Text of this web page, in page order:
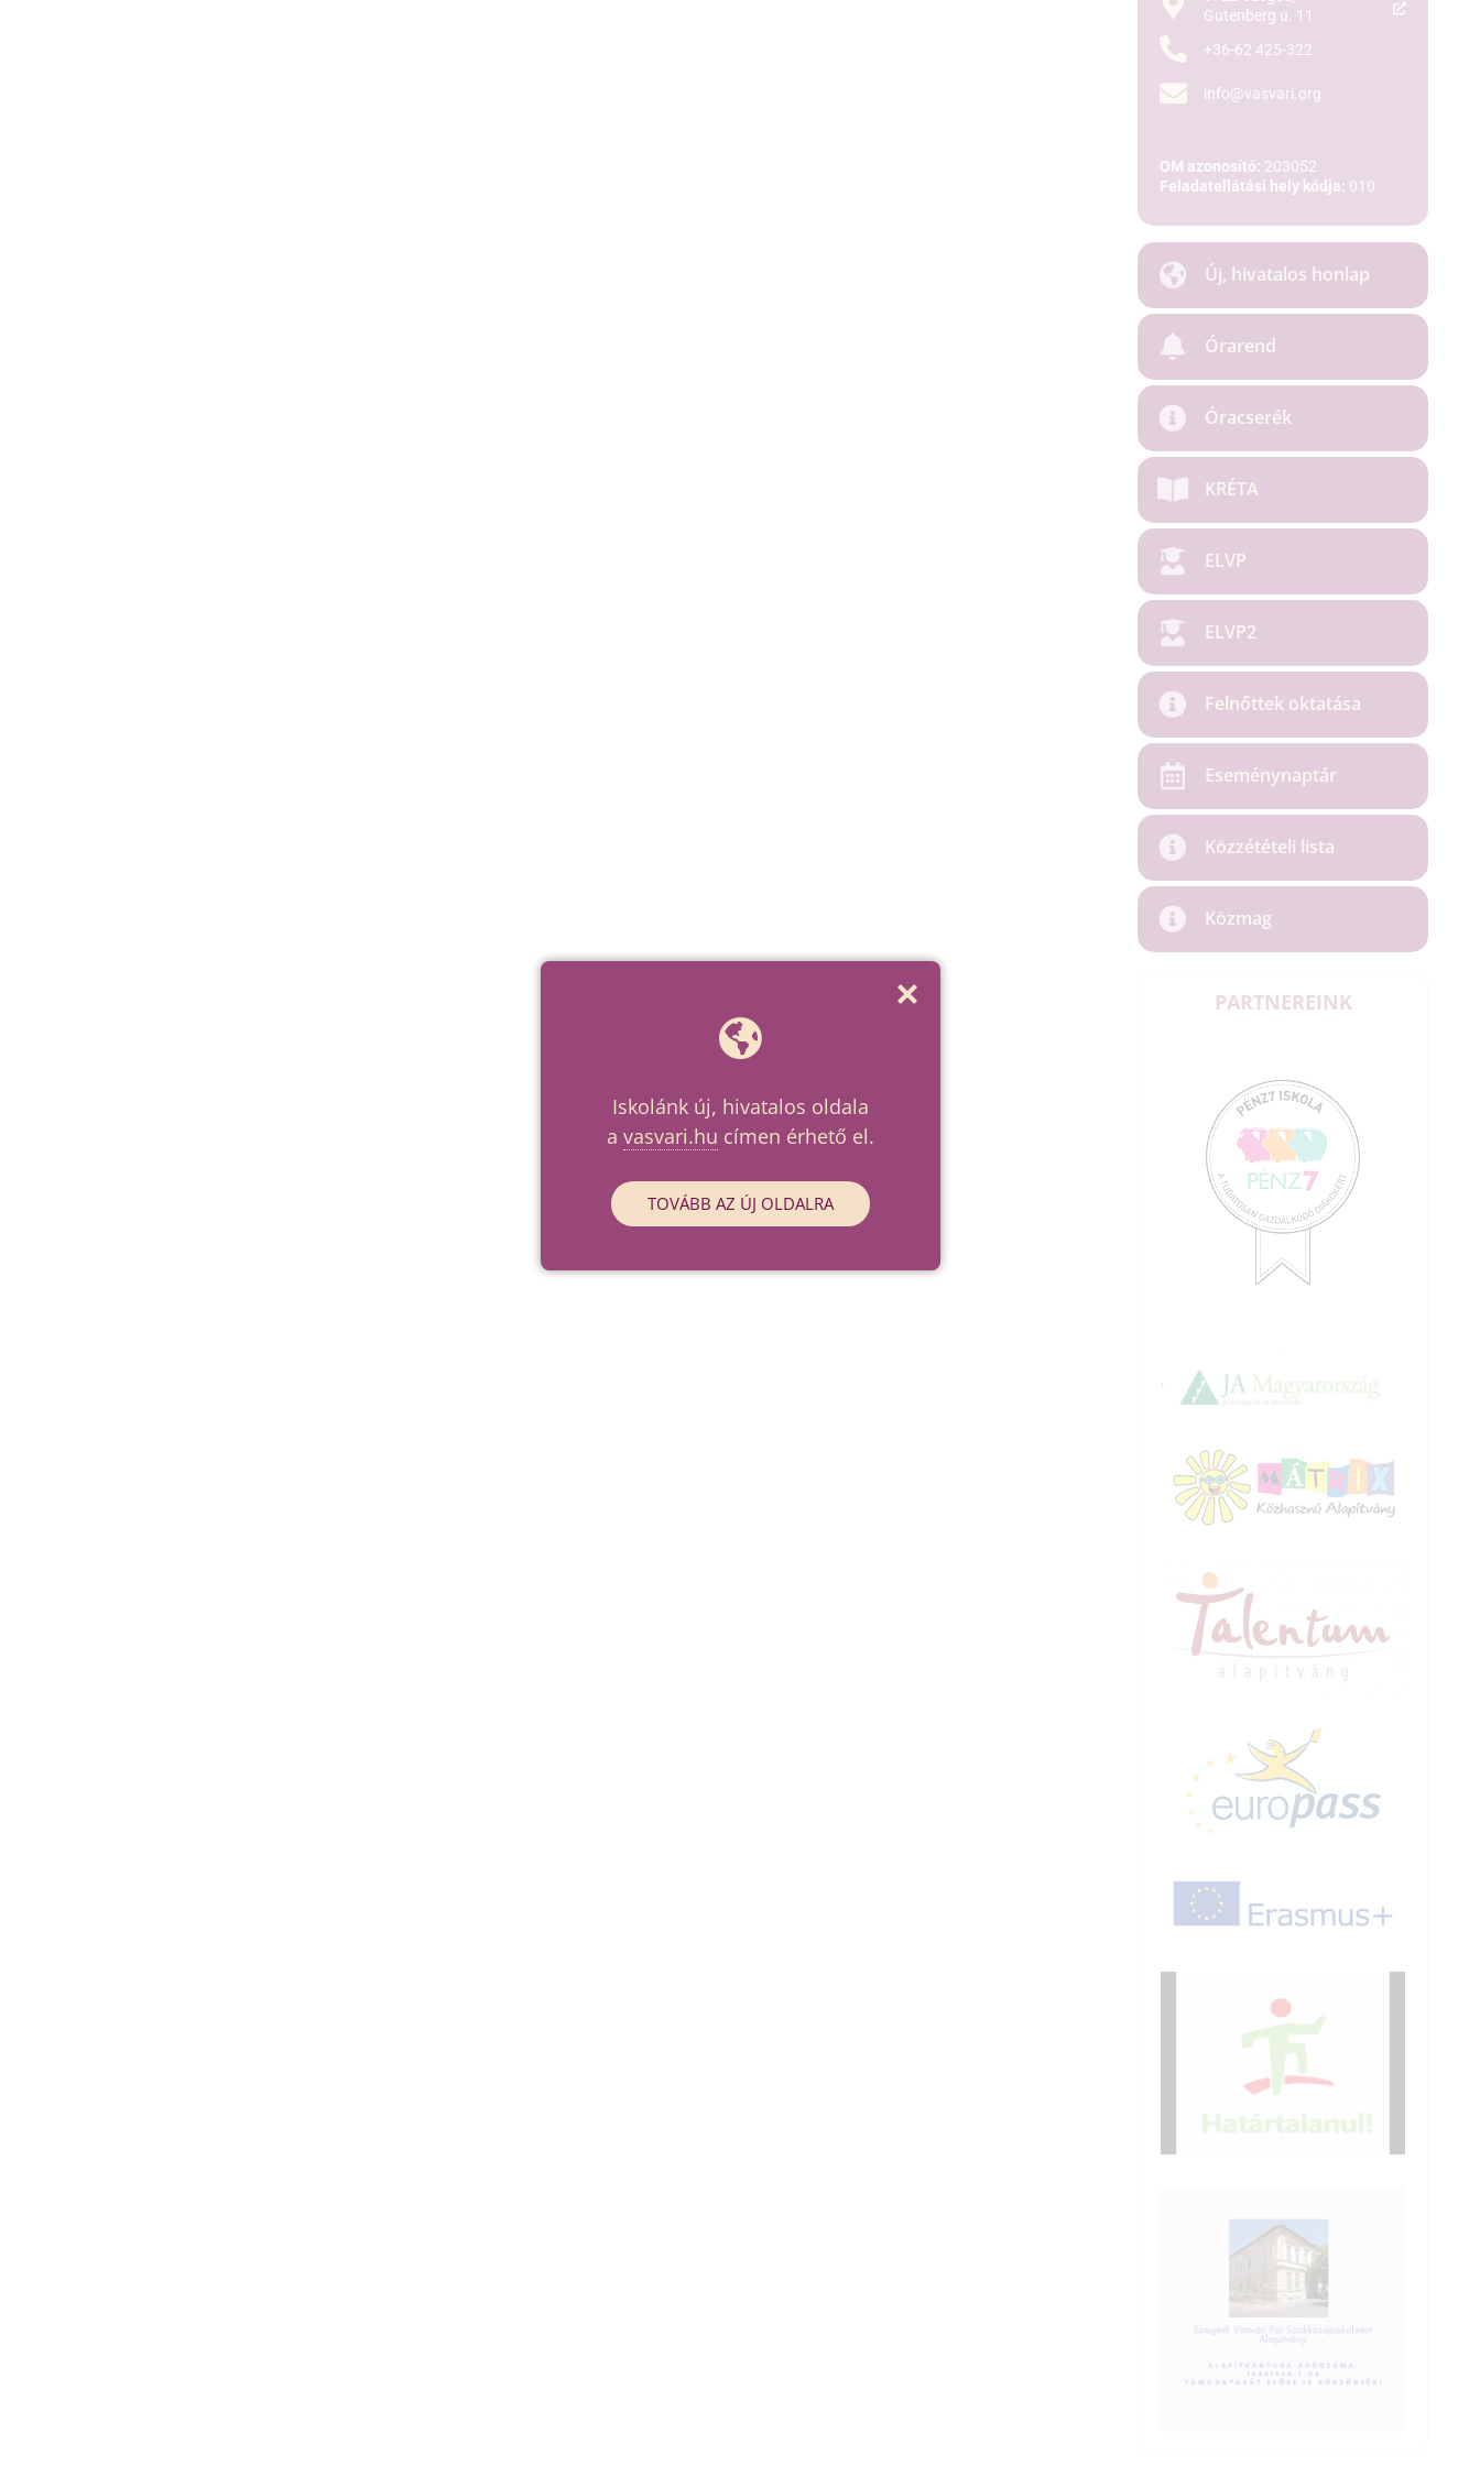
Gutenberg u. 11.
+36-62 425-322
info@vasvari.org
OM azonosító: 203052
Feladatellátási hely kódja: 010
Új, hivatalos honlap
Órarend
Óracserék
KRÉTA
ELVP
ELVP2
Felnőttek oktatása
Eseménynaptár
Közzétételi lista
Közmag
PARTNEREINK
Iskolánk új, hivatalos oldala
a vasvari.hu címen érhető el.
TOVÁBB AZ ÚJ OLDALRA